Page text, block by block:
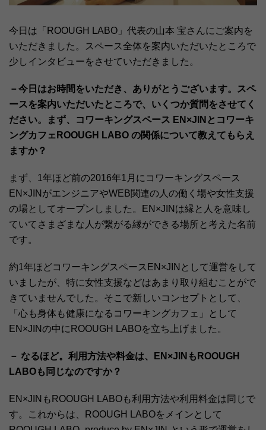
今日は「ROOUGH LABO」代表の山本 宝さんにご案内を
いただきました。スペース全体を案内いただいたところで
少しインタビューをさせていただきました。
－今日はお時間をいただき、ありがとうございます。スペ
ースを案内いただいたところで、いくつか質問をさせてく
ださい。まず、コワーキングスペース EN×JINとコワーキ
ングカフェROOUGH LABO の関係について教えてもらえ
ますか？
まず、1年ほど前の2016年1月にコワーキングスペース
EN×JINがエンジニアやWEB関連の人の働く場や女性支援
の場としてオープンしました。EN×JINは縁と人を意味し
ていてさまざまな人が繋がる縁ができる場所と考えた名前
です。
約1年ほどコワーキングスペースEN×JINとして運営をして
いましたが、特に女性支援などはあまり取り組むことがで
きていませんでした。そこで新しいコンセプトとして、
「心も身体も健康になるコワーキングカフェ」として
EN×JINの中にROOUGH LABOを立ち上げました。
－ なるほど。利用方法や料金は、EN×JINもROOUGH
LABOも同じなのですか？
EN×JINもROOUGH LABOも利用方法や利用料金は同じで
す。これからは、ROOUGH LABOをメインとして